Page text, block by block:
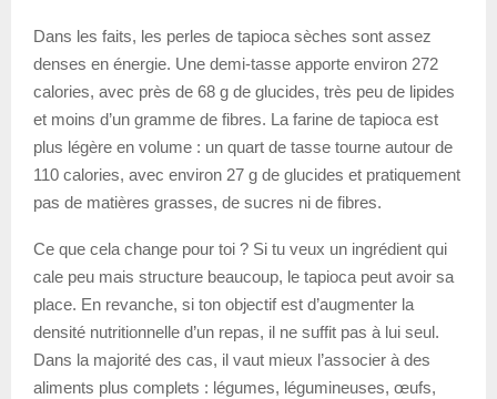
Dans les faits, les perles de tapioca sèches sont assez
denses en énergie. Une demi-tasse apporte environ 272
calories, avec près de 68 g de glucides, très peu de lipides
et moins d’un gramme de fibres. La farine de tapioca est
plus légère en volume : un quart de tasse tourne autour de
110 calories, avec environ 27 g de glucides et pratiquement
pas de matières grasses, de sucres ni de fibres.
Ce que cela change pour toi ? Si tu veux un ingrédient qui
cale peu mais structure beaucoup, le tapioca peut avoir sa
place. En revanche, si ton objectif est d’augmenter la
densité nutritionnelle d’un repas, il ne suffit pas à lui seul.
Dans la majorité des cas, il vaut mieux l’associer à des
aliments plus complets : légumes, légumineuses, œufs,